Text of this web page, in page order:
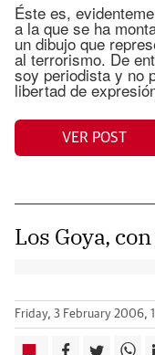
Éste es,
a la que se ha
un dibujo que
al terrorismo. De
soy periodista y no
libertad de
VER POST
Los Goya,
Friday, 3 February 2006,